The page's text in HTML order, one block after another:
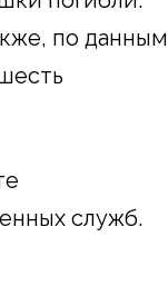
по данным
служб.